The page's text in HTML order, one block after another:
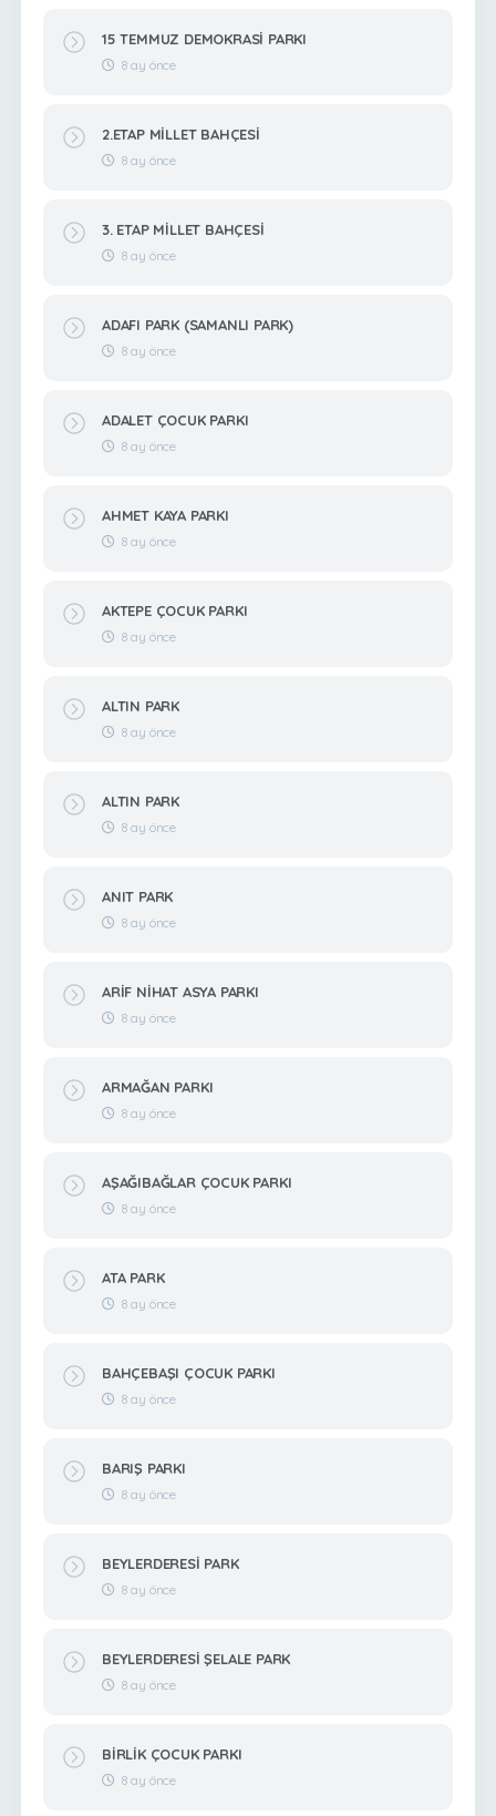
15 TEMMUZ DEMOKRASİ PARKI
8 ay önce
2.ETAP MİLLET BAHÇESİ
8 ay önce
3. ETAP MİLLET BAHÇESİ
8 ay önce
ADAFI PARK (SAMANLI PARK)
8 ay önce
ADALET ÇOCUK PARKI
8 ay önce
AHMET KAYA PARKI
8 ay önce
AKTEPE ÇOCUK PARKI
8 ay önce
ALTIN PARK
8 ay önce
ALTIN PARK
8 ay önce
ANIT PARK
8 ay önce
ARİF NİHAT ASYA PARKI
8 ay önce
ARMAĞAN PARKI
8 ay önce
AŞAĞIBAĞLAR ÇOCUK PARKI
8 ay önce
ATA PARK
8 ay önce
BAHÇEBAŞI ÇOCUK PARKI
8 ay önce
BARIŞ PARKI
8 ay önce
BEYLERDERESİ PARK
8 ay önce
BEYLERDERESİ ŞELALE PARK
8 ay önce
BİRLİK ÇOCUK PARKI
8 ay önce